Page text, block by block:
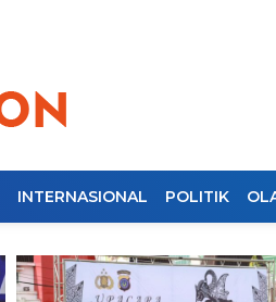
INTERNASIONAL POLITIK